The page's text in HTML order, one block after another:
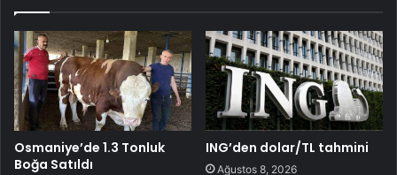
Osmaniye’de 1.3 Tonluk
Boğa Satıldı
ING’den dolar/TL tahmini
Ağustos 8, 2026